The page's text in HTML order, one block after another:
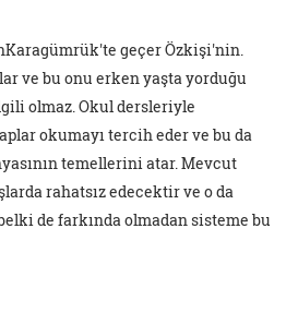
geçer Özkişi'nin.
ve bu onu erken yaşta yorduğu
olmaz. Okul dersleriyle
okumayı tercih eder ve bu da
temellerini atar. Mevcut
rahatsız edecektir ve o da
de farkında olmadan sisteme bu